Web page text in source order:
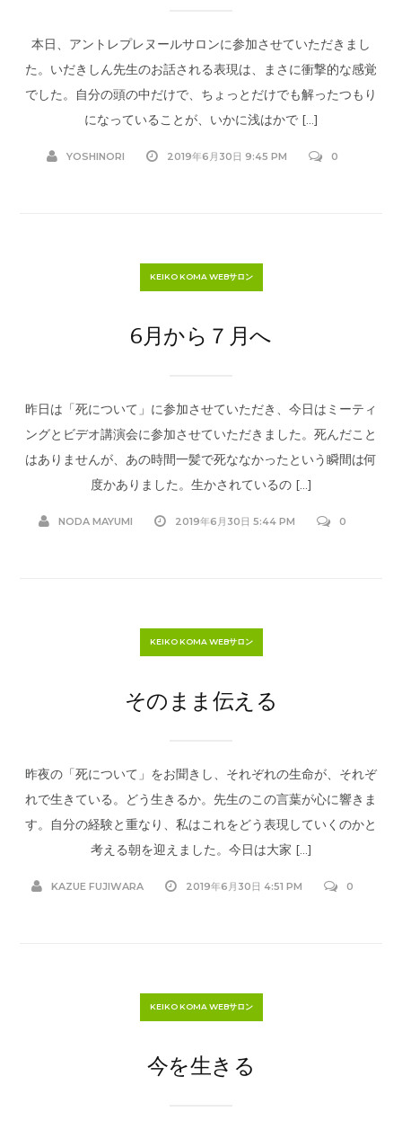
本日、アントレプレヌールサロンに参加させていただきまし
た。いだきしん先生のお話される表現は、まさに衝撃的な感覚
でした。自分の頭の中だけで、ちょっとだけでも解ったつもり
になっていることが、いかに浅はかで […]
YOSHINORI 2019年6月30日 9:45 PM 0
KEIKO KOMA WEBサロン
6月から７月へ
昨日は「死について」に参加させていただき、今日はミーティ
ングとビデオ講演会に参加させていただきました。死んだこと
はありませんが、あの時間一髪で死ななかったという瞬間は何
度かありました。生かされているの […]
NODA MAYUMI 2019年6月30日 5:44 PM 0
KEIKO KOMA WEBサロン
そのまま伝える
昨夜の「死について」をお聞きし、それぞれの生命が、それぞ
れで生きている。どう生きるか。先生のこの言葉が心に響きま
す。自分の経験と重なり、私はこれをどう表現していくのかと
考える朝を迎えました。今日は大家 […]
KAZUE FUJIWARA 2019年6月30日 4:51 PM 0
KEIKO KOMA WEBサロン
今を生きる